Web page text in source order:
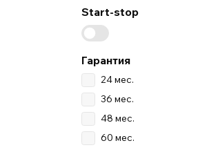
Start-stop
Гарантия
24 мес.
36 мес.
48 мес.
60 мес.